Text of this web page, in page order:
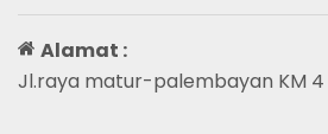
Alamat :
Jl.raya matur-palembayan KM 4